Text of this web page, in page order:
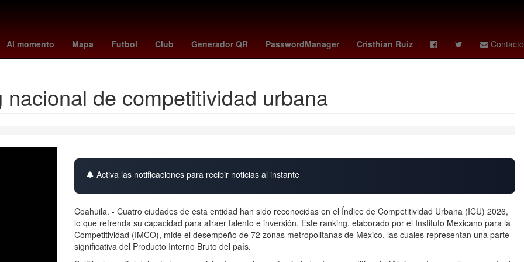
Al momento Mapa Futbol Club Generador QR PasswordManager Cristhian Ruiz Contacto
remo - santos Luuk de Jong precio del dólar hoy Los Cabos HBO Dólar estadounidense
de competitividad urbana
🔔 Activa las notificaciones para recibir noticias al instante
Coahuila. - Cuatro ciudades de esta entidad han sido reconocidas en el Índice de Competitividad Urbana (ICU) 2026,
lo que refrenda su capacidad para atraer talento e inversión. Este ranking, elaborado por el Instituto Mexicano para la
Competitividad (IMCO), mide el desempeño de 72 zonas metropolitanas de México, las cuales representan una parte
significativa del Producto Interno Bruto del país.